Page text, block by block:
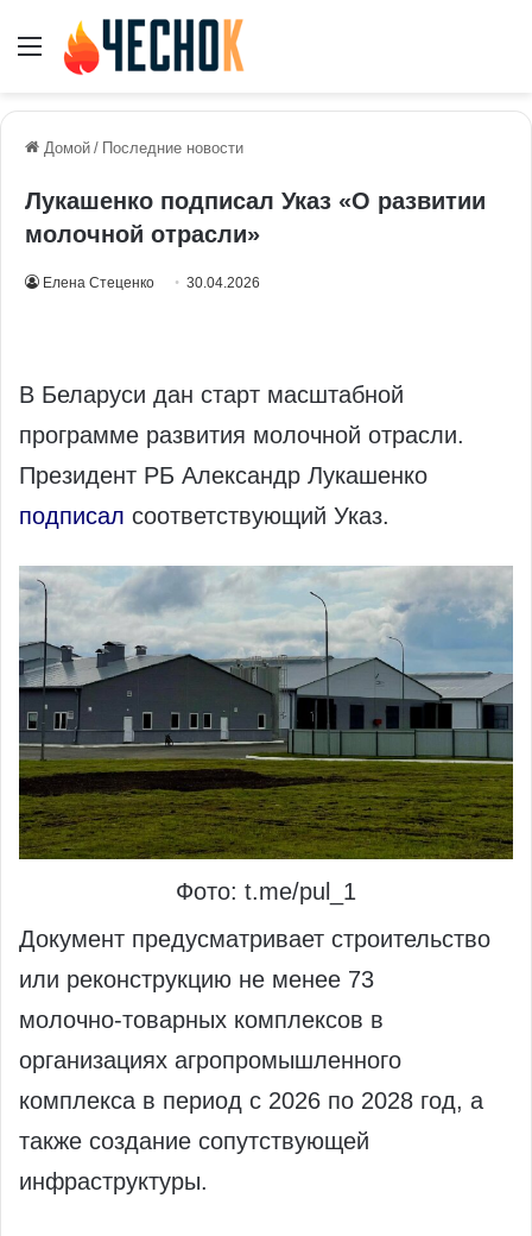
Меню
Домой / Последние новости
Лукашенко подписал Указ «О развитии
молочной отрасли»
Елена Стеценко 30.04.2026
В Беларуси дан старт масштабной
программе развития молочной отрасли.
Президент РБ Александр Лукашенко
подписал соответствующий Указ.
Фото: t.me/pul_1
Документ предусматривает строительство
или реконструкцию не менее 73
молочно‑товарных комплексов в
организациях агропромышленного
комплекса в период с 2026 по 2028 год, а
также создание сопутствующей
инфраструктуры.